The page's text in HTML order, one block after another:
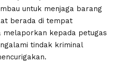
untuk menjaga barang
berada di tempat
melaporkan kepada petugas
tindak kriminal